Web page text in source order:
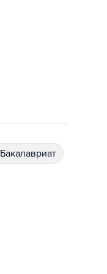
бакалавриат